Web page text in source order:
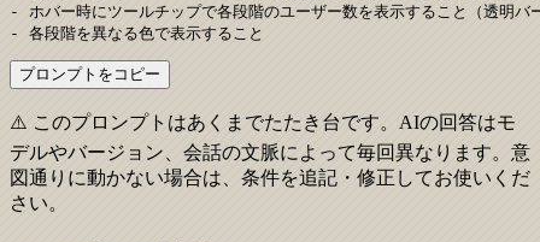
- ホバー時にツールチップで各段階のユーザー数を表示すること（透明バ
- 各段階を異なる色で表示すること
プロンプトをコピー
⚠️ このプロンプトはあくまでたたき台です。AIの回答はモ
デルやバージョン、会話の文脈によって毎回異なります。意
図通りに動かない場合は、条件を追記・修正してお使いくだ
さい。